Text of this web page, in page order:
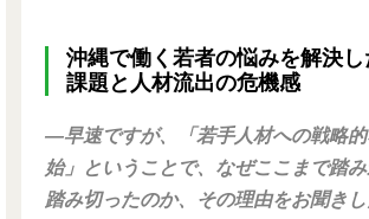
沖縄で働く若者の悩みを解決
課題と人材流出の危機感
―早速ですが、「若手人材への戦略
始」ということで、なぜここまで踏
踏み切ったのか、その理由をお聞きし